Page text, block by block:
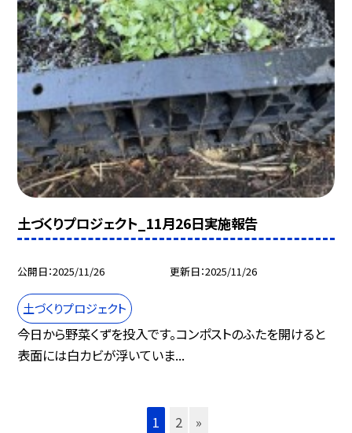
土づくりプロジェクト_11月26日実施報告
公開日 2025/11/26 更新日 2025/11/26
土づくりプロジェクト
今日から野菜くずを投入です。コンポストのふたを開けると
表面には白カビが浮いていま...
1 2 »